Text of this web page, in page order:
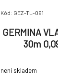
Kód: GEZ-TL-091
GERMINA
30m
není skladem